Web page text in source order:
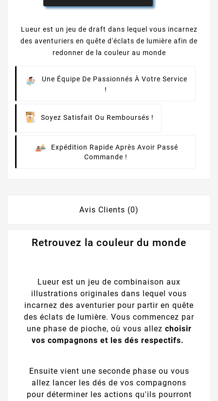
Lueur est un jeu de draft dans lequel vous incarnez
des aventuriers en quête d'éclats de lumière afin de
redonner de la couleur au monde
Une Équipe De Passionnés À Votre Service
!
Soyez Satisfait Ou Remboursés !
Expédition Rapide Après Avoir Passé
Commande !
Avis Clients (0)
Retrouvez la couleur du monde
Lueur est un jeu de combinaison aux
illustrations originales dans lequel vous
incarnez des aventurier pour partir en quête
des éclats de lumière. Vous commencez par
une phase de pioche, où vous allez choisir
vos compagnons et les dés respectifs.
Ensuite vient une seconde phase ou vous
allez lancer les dés de vos compagnons
pour déterminer les actions qu'ils pourront